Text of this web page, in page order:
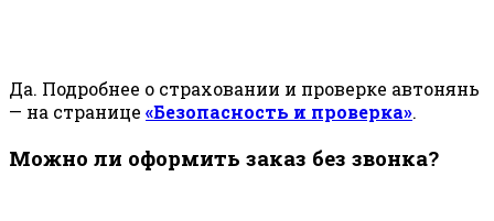
Да. Подробнее о страховании и проверке автонянь
— на странице «Безопасность и проверка».
Можно ли оформить заказ без звонка?